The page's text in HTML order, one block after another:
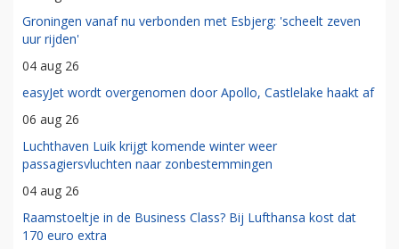
Groningen vanaf nu verbonden met Esbjerg: 'scheelt zeven
uur rijden'
04 aug 26
easyJet wordt overgenomen door Apollo, Castlelake haakt af
06 aug 26
Luchthaven Luik krijgt komende winter weer
passagiersvluchten naar zonbestemmingen
04 aug 26
Raamstoeltje in de Business Class? Bij Lufthansa kost dat
170 euro extra